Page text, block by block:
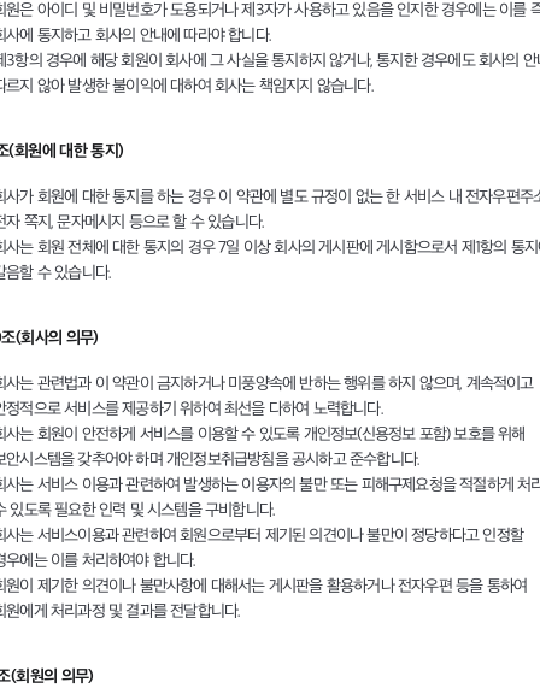
원은 아이디 및 비밀번호가 도용되거나 제3자가 사용하고 있음을 인지한 경우에는 이를
사에 통지하고 회사의 안내에 따라야 합니다.
3항의 경우에 해당 회원이 회사에 그 사실을 통지하지 않거나, 통지한 경우에도 회사의 안
르지 않아 발생한 불이익에 대하여 회사는 책임지지 않습니다.
(회원에 대한 통지)
사가 회원에 대한 통지를 하는 경우 이 약관에 별도 규정이 없는 한 서비스 내 전자우편주
자 쪽지, 문자메시지 등으로 할 수 있습니다.
사는 회원 전체에 대한 통지의 경우 7일 이상 회사의 게시판에 게시함으로서 제1항의 통지
음할 수 있습니다.
(회사의 의무)
사는 관련법과 이 약관이 금지하거나 미풍양속에 반하는 행위를 하지 않으며, 계속적이고
정적으로 서비스를 제공하기 위하여 최선을 다하여 노력합니다.
사는 회원이 안전하게 서비스를 이용할 수 있도록 개인정보(신용정보 포함) 보호를 위해
안시스템을 갖추어야 하며 개인정보취급방침을 공시하고 준수합니다.
사는 서비스 이용과 관련하여 발생하는 이용자의 불만 또는 피해구제요청을 적절하게 처
있도록 필요한 인력 및 시스템을 구비합니다.
사는 서비스이용과 관련하여 회원으로부터 제기된 의견이나 불만이 정당하다고 인정할
우에는 이를 처리하여야 합니다.
원이 제기한 의견이나 불만사항에 대해서는 게시판을 활용하거나 전자우편 등을 통하여
원에게 처리과정 및 결과를 전달합니다.
(회원의 의무)